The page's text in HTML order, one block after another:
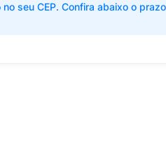
seu CEP. Confira abaixo o